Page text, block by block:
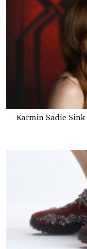
Karmin Sadie Sink